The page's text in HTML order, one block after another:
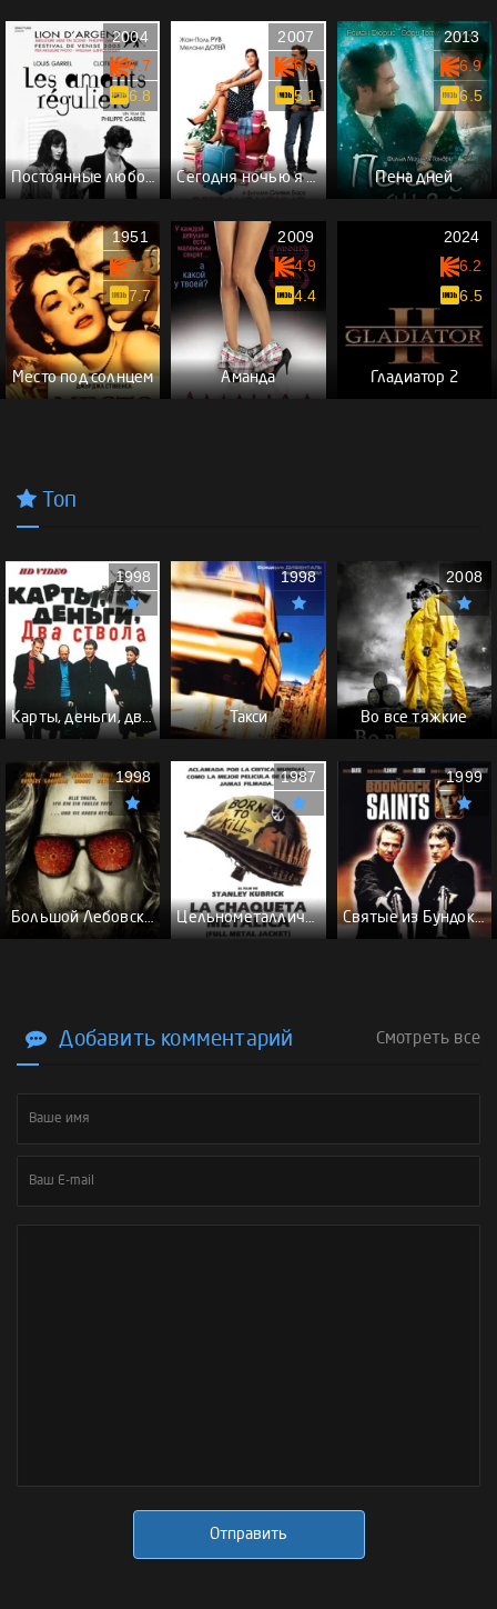
Постоянные любовники
2004
6.7
6.8
Сегодня ночью я сплю с тобой
2007
6.3
5.1
Пена дней
2013
6.9
6.5
Место под солнцем
1951
7.2
7.7
Аманда
2009
4.9
4.4
Гладиатор 2
2024
6.2
6.5
Топ
Карты, деньги, два ствола - (Перевод Гоблина)
1998
Такси
1998
Во все тяжкие
2008
Большой Лебовски - (Перевод Гоблина)
1998
Цельнометаллическая оболочка - (Перевод Гоблина)
1987
Святые из Бундока \ Святые из трущоб - (Перевод Гоблина)
1999
Добавить комментарий Смотреть все
Отправить